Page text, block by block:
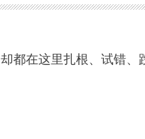
都在这里扎根、试错、